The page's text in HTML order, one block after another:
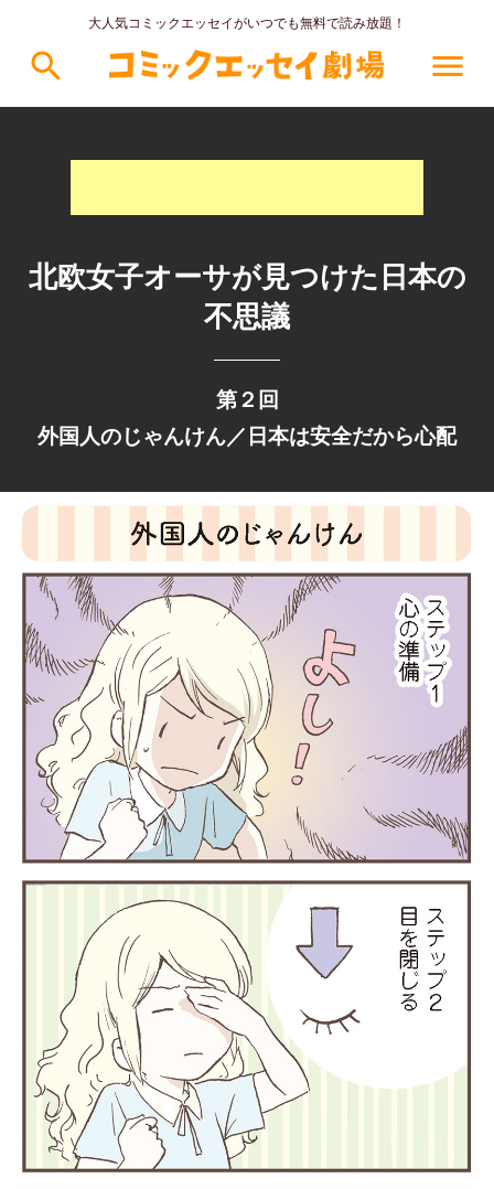
大人気コミックエッセイがいつでも無料で読み放題！
search menu
北欧女子オーサが見つけた日本の
不思議
第２回
外国人のじゃんけん／日本は安全だから心配